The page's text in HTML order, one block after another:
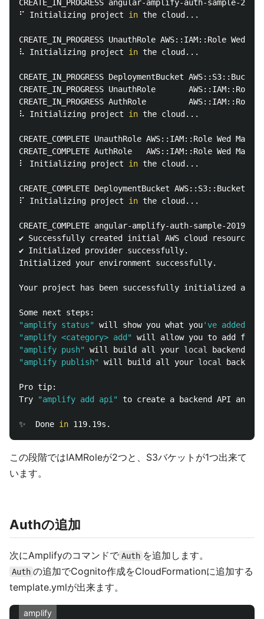
CREATE_IN_PROGRESS angular-amplify-auth-sample-
⠋ Initializing project in the cloud...
CREATE_IN_PROGRESS UnauthRole AWS::IAM::Role Wed
⠧ Initializing project in the cloud...
CREATE_IN_PROGRESS DeploymentBucket
CREATE_IN_PROGRESS UnauthRole
CREATE_IN_PROGRESS AuthRole         AWS::IAM::Role
⠧ Initializing project in the cloud...
CREATE_COMPLETE UnauthRole AWS::IAM::Role Wed
CREATE_COMPLETE AuthRole   AWS::IAM::Role Wed May
⠇ Initializing project in the cloud...
CREATE_COMPLETE DeploymentBucket AWS::S3::Bucket
⠏ Initializing project in the cloud...
CREATE_COMPLETE angular-amplify-auth-sample-
✔ Successfully created initial AWS cloud resources
✔ Initialized provider successfully.
Initialized your environment successfully.
Your project has been successfully initialized and
"amplify status"
will show you what you've added
"amplify <category> add"
"amplify push"
will build all your local backend
"amplify publish"
will build all your local
Pro tip:
Try
"amplify add api" to create a backend API and
✨  Done in
この段階ではIAMRoleが2つと、S3バケットが1つ出来て
います。
Authの追加
次にAmplifyのコマンドで Auth を追加します。
Auth の追加でCognito作成をCloudFormationに追加する
template.ymlが出来ます。
amplify